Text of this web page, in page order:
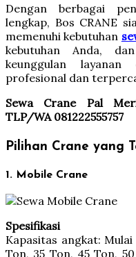
Dengan berbagai
lengkap, Bos CRANE
memenuhi kebutuhan
kebutuhan Anda,
keunggulan
profesional dan
Sewa Crane Pal
TLP/WA 081222555757
Pilihan Crane yang
1. Mobile Crane
Spesifikasi
Kapasitas angkat:
Ton, 35 Ton, 45 Ton,